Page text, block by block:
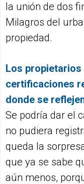
la unión de dos
Milagros del
propiedad.
Los
certificaciones
donde se
Se podría dar el
no pudiera
queda la
que ya se sabe
aún menos,